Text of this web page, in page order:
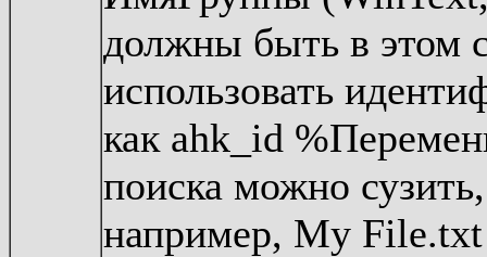
должны быть в этом
использовать
как ahk_id
поиска можно
например, My File.txt